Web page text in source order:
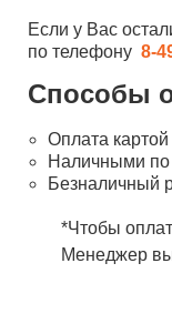
Если у Вас
по телефону 8-
Способы
Оплата
Наличными по
Безналичный
*Чтобы
Менеджер